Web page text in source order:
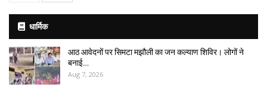
धार्मिक
आठ आवेदनों पर सिमटा मझौली का जन कल्याण शिविर। लोगों ने
बनाई…
Aug 7, 2026